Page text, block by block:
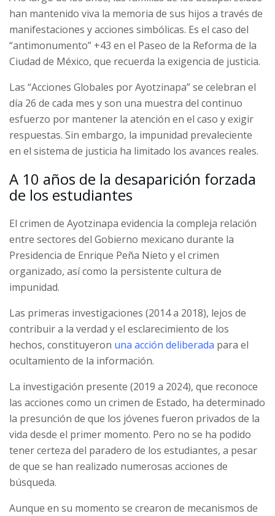
han mantenido viva la memoria de sus hijos a través de
manifestaciones y acciones simbólicas. Es el caso del
“antimonumento” +43 en el Paseo de la Reforma de la
Ciudad de México, que recuerda la exigencia de justicia.
Las “Acciones Globales por Ayotzinapa” se celebran el
día 26 de cada mes y son una muestra del continuo
esfuerzo por mantener la atención en el caso y exigir
respuestas. Sin embargo, la impunidad prevaleciente
en el sistema de justicia ha limitado los avances reales.
A 10 años de la desaparición forzada
de los estudiantes
El crimen de Ayotzinapa evidencia la compleja relación
entre sectores del Gobierno mexicano durante la
Presidencia de Enrique Peña Nieto y el crimen
organizado, así como la persistente cultura de
impunidad.
Las primeras investigaciones (2014 a 2018), lejos de
contribuir a la verdad y el esclarecimiento de los
hechos, constituyeron una acción deliberada para el
ocultamiento de la información.
La investigación presente (2019 a 2024), que reconoce
las acciones como un crimen de Estado, ha determinado
la presunción de que los jóvenes fueron privados de la
vida desde el primer momento. Pero no se ha podido
tener certeza del paradero de los estudiantes, a pesar
de que se han realizado numerosas acciones de
búsqueda.
Aunque en su momento se crearon de mecanismos de